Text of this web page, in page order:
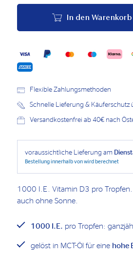
1000 I.E. Vitamin D3 pro Tropfen.
auch ohne Sonne.
1000 I.E. pro Tropfen:
gelöst in MCT-Öl für eine hohe
In den Warenkorb
Flexible Zahlungsmethoden
Schnelle Lieferung & Käuferschutz
Versandkostenfrei ab 40€ nach
voraussichtliche Lieferung am
Bestellung innerhalb vonwird berechnet